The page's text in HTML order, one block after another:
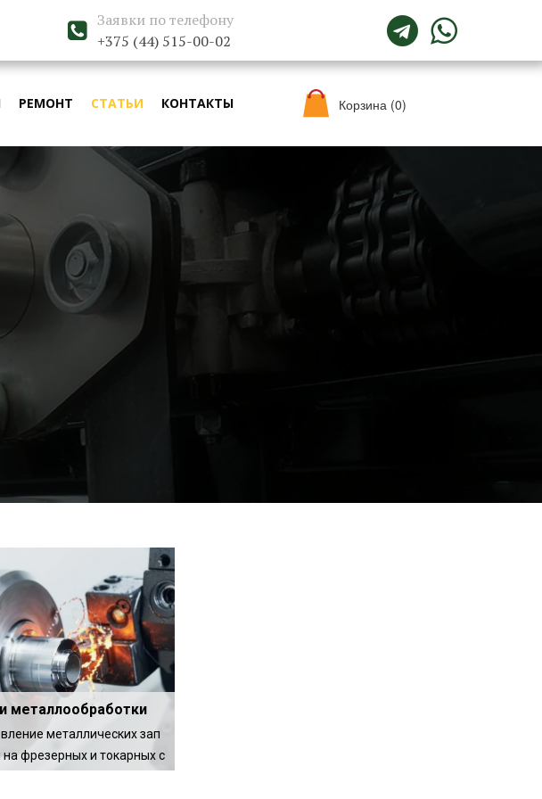
 Заявки по телефону
+375 (44) 515-00-02
 
РЕМОНТ СТАТЬИ КОНТАКТЫ Корзина (0)
металлообработки
металлических зап
на фрезерных и токарных с